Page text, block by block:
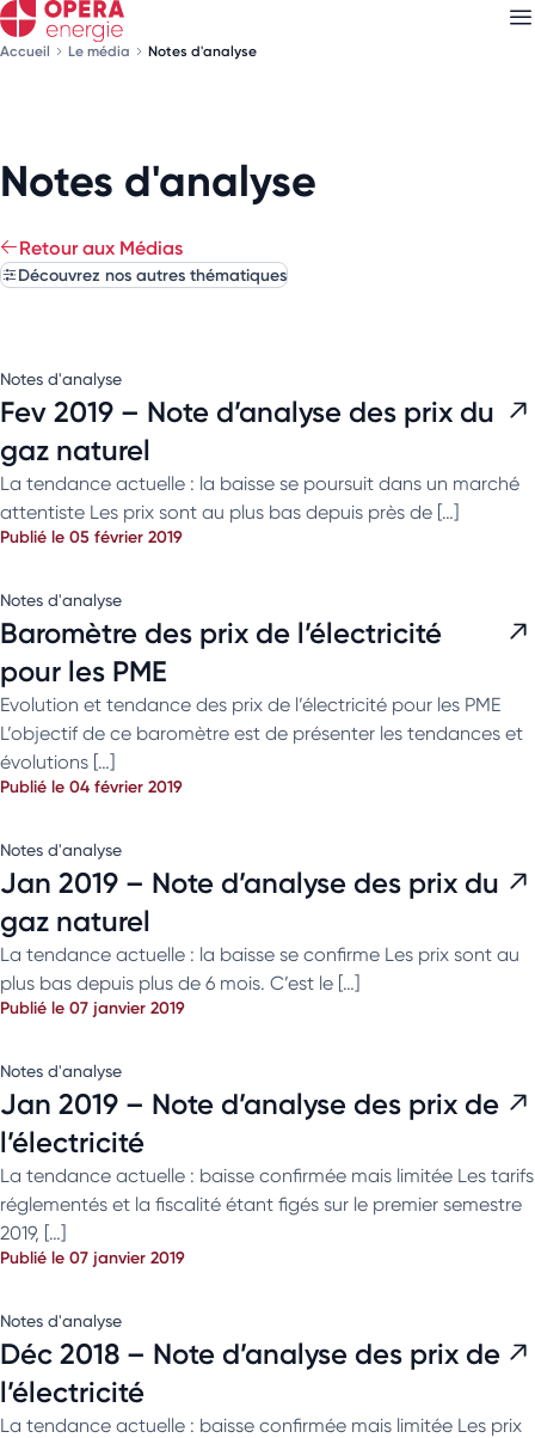
Accueil Le média Notes d'analyse
Notes d'analyse
Retour aux Médias
Découvrez nos autres thématiques
Notes d'analyse
Fev 2019 – Note d’analyse des prix du
gaz naturel
La tendance actuelle : la baisse se poursuit dans un marché
attentiste Les prix sont au plus bas depuis près de […]
Publié le 05 février 2019
Notes d'analyse
Baromètre des prix de l’électricité
pour les PME
Evolution et tendance des prix de l’électricité pour les PME
L’objectif de ce baromètre est de présenter les tendances et
évolutions […]
Publié le 04 février 2019
Notes d'analyse
Jan 2019 – Note d’analyse des prix du
gaz naturel
La tendance actuelle : la baisse se confirme Les prix sont au
plus bas depuis plus de 6 mois. C’est le […]
Publié le 07 janvier 2019
Notes d'analyse
Jan 2019 – Note d’analyse des prix de
l’électricité
La tendance actuelle : baisse confirmée mais limitée Les tarifs
réglementés et la fiscalité étant figés sur le premier semestre
2019, […]
Publié le 07 janvier 2019
Notes d'analyse
Déc 2018 – Note d’analyse des prix de
l’électricité
La tendance actuelle : baisse confirmée mais limitée Les prix
Choisissez les newsletters qui vous intéressent